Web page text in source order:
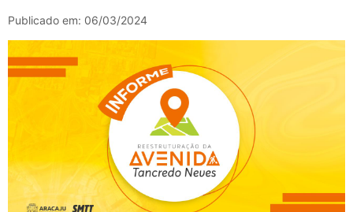
Publicado em: 06/03/2024